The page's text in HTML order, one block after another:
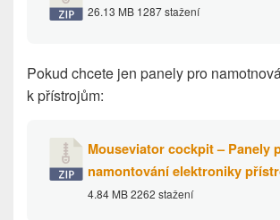
26.13 MB 1287 stažení
Pokud chcete jen panely pro
k přístrojům:
Mouseviator cockpit – Panely
namontování elektroniky
4.84 MB2262 stažení